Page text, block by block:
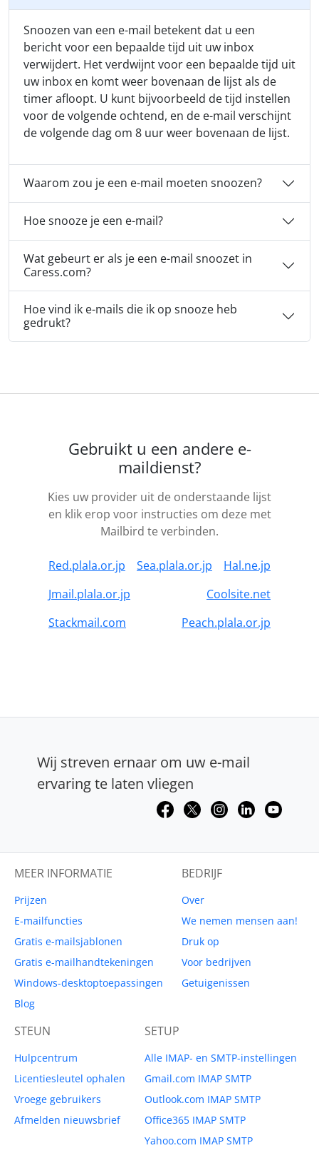
Snoozen van een e-mail betekent dat u een
bericht voor een bepaalde tijd uit uw inbox
verwijdert. Het verdwijnt voor een bepaalde tijd uit
uw inbox en komt weer bovenaan de lijst als de
timer afloopt. U kunt bijvoorbeeld de tijd instellen
voor de volgende ochtend, en de e-mail verschijnt
de volgende dag om 8 uur weer bovenaan de lijst.
Waarom zou je een e-mail moeten snoozen?
Hoe snooze je een e-mail?
Wat gebeurt er als je een e-mail snoozet in
Caress.com?
Hoe vind ik e-mails die ik op snooze heb
gedrukt?
Gebruikt u een andere e-
maildienst?
Kies uw provider uit de onderstaande lijst
en klik erop voor instructies om deze met
Mailbird te verbinden.
Red.plala.or.jp Sea.plala.or.jp
Hal.ne.jp
Jmail.plala.or.jp
Coolsite.net
Stackmail.com
Peach.plala.or.jp
Wij streven ernaar om uw e-mail
ervaring te laten vliegen
MEER INFORMATIE
Prijzen
E-mailfuncties
Gratis e-mailsjablonen
Gratis e-mailhandtekeningen
Windows-desktoptoepassingen
Blog
BEDRIJF
Over
We nemen mensen aan!
Druk op
Voor bedrijven
Getuigenissen
STEUN
Hulpcentrum
Licentiesleutel ophalen
Vroege gebruikers
Afmelden nieuwsbrief
SETUP
Alle IMAP- en SMTP-instellingen
Gmail.com IMAP SMTP
Outlook.com IMAP SMTP
Office365 IMAP SMTP
Yahoo.com IMAP SMTP